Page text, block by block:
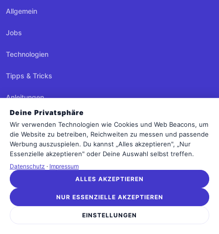
Allgemein
Jobs
Technologien
Tipps & Tricks
Anleitungen
Datenschutz
MITMACHEN
Newsletter
Deine Privatsphäre
Wir verwenden Technologien wie Cookies und Web Beacons, um
die Website zu betreiben, Reichweiten zu messen und passende
Werbung auszuspielen. Du kannst „Alles akzeptieren", „Nur
Essenzielle akzeptieren" oder Deine Auswahl selbst treffen.
Datenschutz · Impressum
EINSTELLUNGEN
NUR ESSENZIELLE AKZEPTIEREN
ALLES AKZEPTIEREN